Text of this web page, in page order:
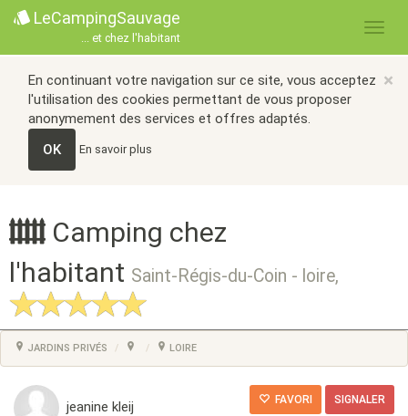
LeCampingSauvage
... et chez l'habitant
×
En continuant votre navigation sur ce site, vous acceptez
l'utilisation des cookies permettant de vous proposer
anonymement des services et offres adaptés.
OK
En savoir plus
Camping chez
l'habitant Saint-Régis-du-Coin - loire,
JARDINS PRIVÉS LOIRE
jeanine kleij FAVORI SIGNALER